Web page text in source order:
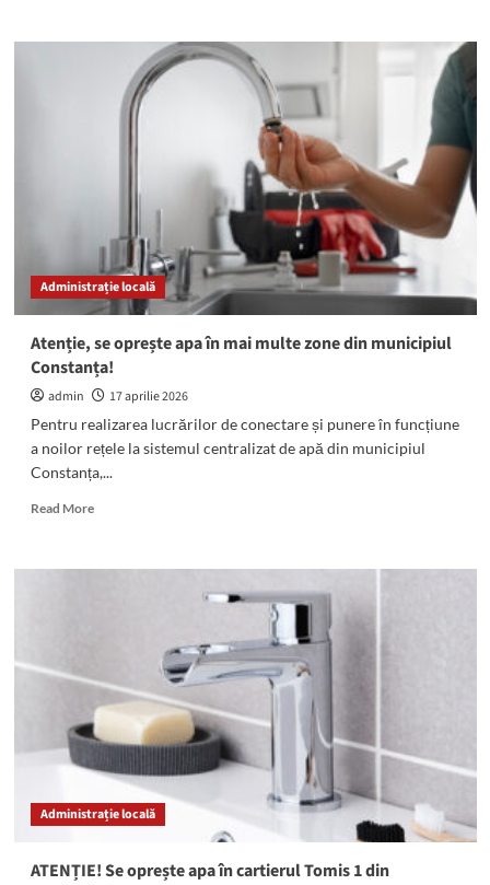
Atenție,
oprește
localitatea
Mircea
Constanța!
Administrație locală
Atenție, se oprește apa în mai multe zone din municipiul
Constanța!
admin
17 aprilie 2026
Pentru realizarea lucrărilor de conectare și punere în funcțiune
a noilor rețele la sistemul centralizat de apă din municipiul
Constanța,...
Read MoreRead
Atenție,
multe
zone
din
Constanța!
Administrație locală
ATENȚIE! Se oprește apa în cartierul Tomis 1 din